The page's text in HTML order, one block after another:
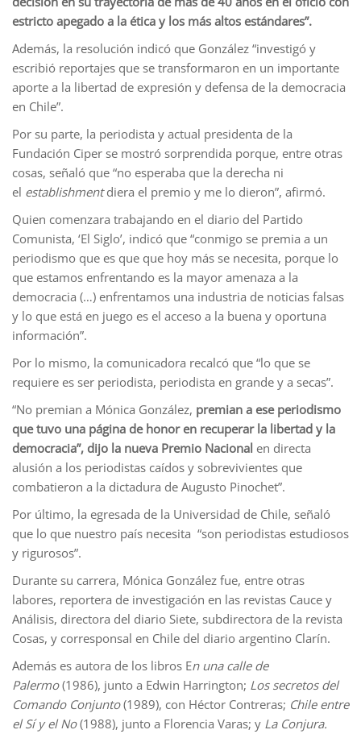
estricto apegado a la ética y los más altos estándares”.
Además, la resolución indicó que González “investigó y
escribió reportajes que se transformaron en un importante
aporte a la libertad de expresión y defensa de la democracia
en Chile”.
Por su parte, la periodista y actual presidenta de la
Fundación Ciper se mostró sorprendida porque, entre otras
cosas, señaló que “no esperaba que la derecha ni
el establishmentdiera el premio y me lo dieron”, afirmó.
Quien comenzara trabajando en el diario del Partido
Comunista, ‘El Siglo’, indicó que “conmigo se premia a un
periodismo que es que que hoy más se necesita, porque lo
que estamos enfrentando es la mayor amenaza a la
democracia (…) enfrentamos una industria de noticias falsas
y lo que está en juego es el acceso a la buena y oportuna
información”.
Por lo mismo, la comunicadora recalcó que “lo que se
requiere es ser periodista, periodista en grande y a secas”.
“No premian a Mónica González, premian a ese periodismo
que tuvo una página de honor en recuperar la libertad y la
democracia”, dijo la nueva Premio Nacional en directa
alusión a los periodistas caídos y sobrevivientes que
combatieron a la dictadura de Augusto Pinochet”.
Por último, la egresada de la Universidad de Chile, señaló
que lo que nuestro país necesita “son periodistas estudiosos
y rigurosos”.
Durante su carrera, Mónica González fue, entre otras
labores, reportera de investigación en las revistas Cauce y
Análisis, directora del diario Siete, subdirectora de la revista
Cosas, y corresponsal en Chile del diario argentino Clarín.
Además es autora de los libros En una calle de
Palermo(1986), junto a Edwin Harrington; Los secretos del
Comando Conjunto(1989), con Héctor Contreras; Chile entre
el Sí y el No(1988), junto a Florencia Varas; y La Conjura.